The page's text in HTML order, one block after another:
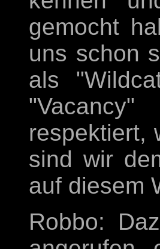
gemocht
uns schon
als
respektiert,
sind wir
auf diesem
Robbo: